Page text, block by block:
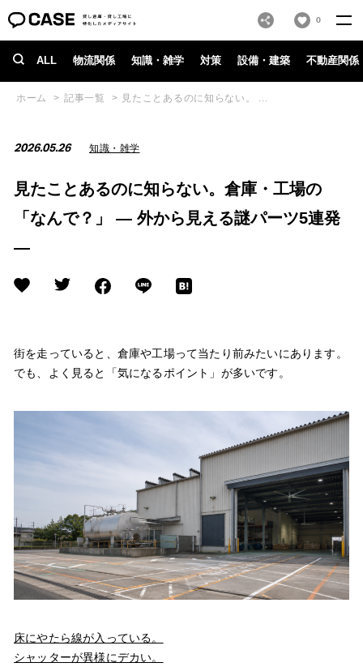
0
ALL 物流関係 知識・雑学 対策 設備・建築 不動産関係
ホーム 記事一覧 見たことあるのに知らない。 ...
2026.05.26 知識・雑学
見たことあるのに知らない。倉庫・工場の
「なんで？」 ― 外から見える謎パーツ5連発
―
街を走っていると、倉庫や工場って当たり前みたいにあります。
でも、よく見ると「気になるポイント」が多いです。
床にやたら線が入っている。
シャッターが異様にデカい。